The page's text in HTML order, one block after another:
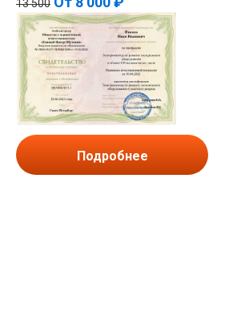
13 500
Подробнее